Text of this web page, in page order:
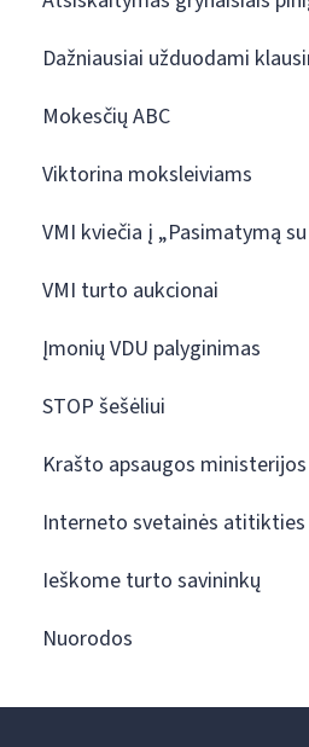
Dažniausiai užduodami
Mokesčių ABC
Viktorina moksleiviams
VMI kviečia į „Pasimatymą
VMI turto aukcionai
Įmonių VDU palyginimas
STOP šešėliui
Krašto apsaugos
Interneto svetainės atitikties
Ieškome turto savininkų
Nuorodos